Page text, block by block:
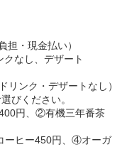
・現金払い）
、デザート
・デザートなし）
ださい。
②有機三年番茶
450円、④オーガ